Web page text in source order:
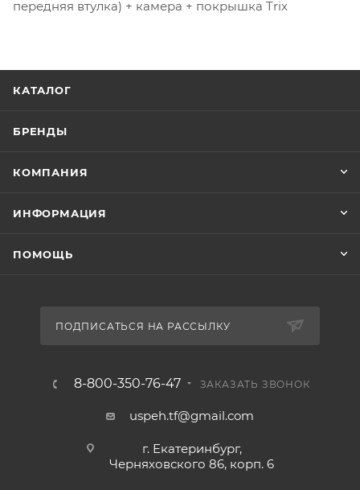
передняя втулка) + камера + покрышка Trix
КАТАЛОГ
БРЕНДЫ
КОМПАНИЯ
ИНФОРМАЦИЯ
ПОМОЩЬ
ПОДПИСАТЬСЯ НА РАССЫЛКУ
8-800-350-76-47 ЗАКАЗАТЬ ЗВОНОК
uspeh.tf@gmail.com
г. Екатеринбург,
Черняховского 86, корп. 6​